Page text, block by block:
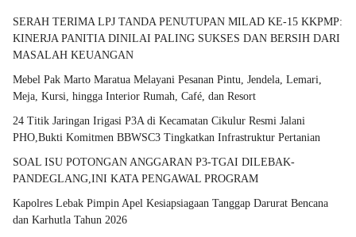
SERAH TERIMA LPJ TANDA PENUTUPAN MILAD KE-15 KKPMP:
KINERJA PANITIA DINILAI PALING SUKSES DAN BERSIH DARI
MASALAH KEUANGAN
Mebel Pak Marto Maratua Melayani Pesanan Pintu, Jendela, Lemari,
Meja, Kursi, hingga Interior Rumah, Café, dan Resort
24 Titik Jaringan Irigasi P3A di Kecamatan Cikulur Resmi Jalani
PHO,Bukti Komitmen BBWSC3 Tingkatkan Infrastruktur Pertanian
SOAL ISU POTONGAN ANGGARAN P3-TGAI DILEBAK-
PANDEGLANG,INI KATA PENGAWAL PROGRAM
Kapolres Lebak Pimpin Apel Kesiapsiagaan Tanggap Darurat Bencana
dan Karhutla Tahun 2026